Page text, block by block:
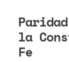
la
Fe